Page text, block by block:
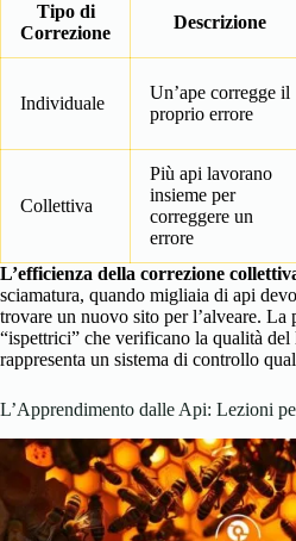
Tipo di
Correzione
Descrizione
Individuale
Un’ape corregge il
proprio errore
Collettiva
Più api lavorano
insieme per
correggere un
errore
L’efficienza della correzione
sciamatura, quando migliaia di api
trovare un nuovo sito per l’alveare. La
“ispettrici” che verificano la qualità
rappresenta un sistema di controllo
L’Apprendimento dalle Api: Lezioni